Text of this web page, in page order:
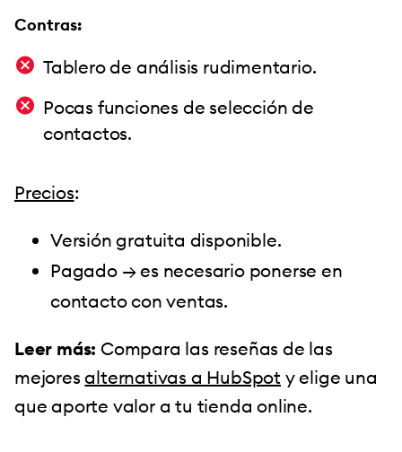
Contras:
Tablero de análisis rudimentario.
Pocas funciones de selección de
contactos.
Precios:
Versión gratuita disponible.
Pagado → es necesario ponerse en
contacto con ventas.
Leer más: Compara las reseñas de las
mejoresalternativas a HubSpot y elige una
que aporte valor a tu tienda online.